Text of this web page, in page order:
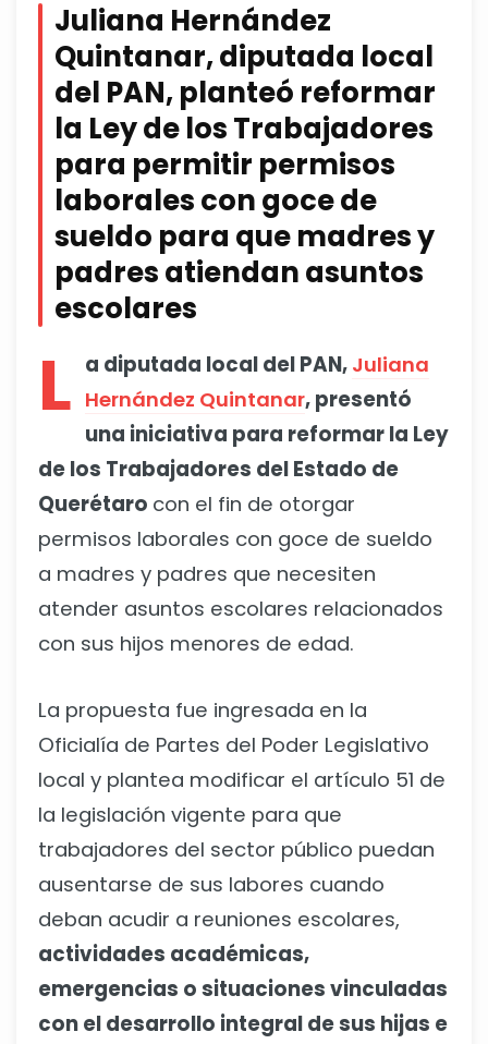
Juliana Hernández
Quintanar, diputada local
del PAN, planteó reformar
la Ley de los Trabajadores
para permitir permisos
laborales con goce de
sueldo para que madres y
padres atiendan asuntos
escolares
L a diputada local del PAN, Juliana
Hernández Quintanar, presentó
una iniciativa para reformar la Ley
de los Trabajadores del Estado de
Querétaro con el fin de otorgar
permisos laborales con goce de sueldo
a madres y padres que necesiten
atender asuntos escolares relacionados
con sus hijos menores de edad.
La propuesta fue ingresada en la
Oficialía de Partes del Poder Legislativo
local y plantea modificar el artículo 51 de
la legislación vigente para que
trabajadores del sector público puedan
ausentarse de sus labores cuando
deban acudir a reuniones escolares,
actividades académicas,
emergencias o situaciones vinculadas
con el desarrollo integral de sus hijas e